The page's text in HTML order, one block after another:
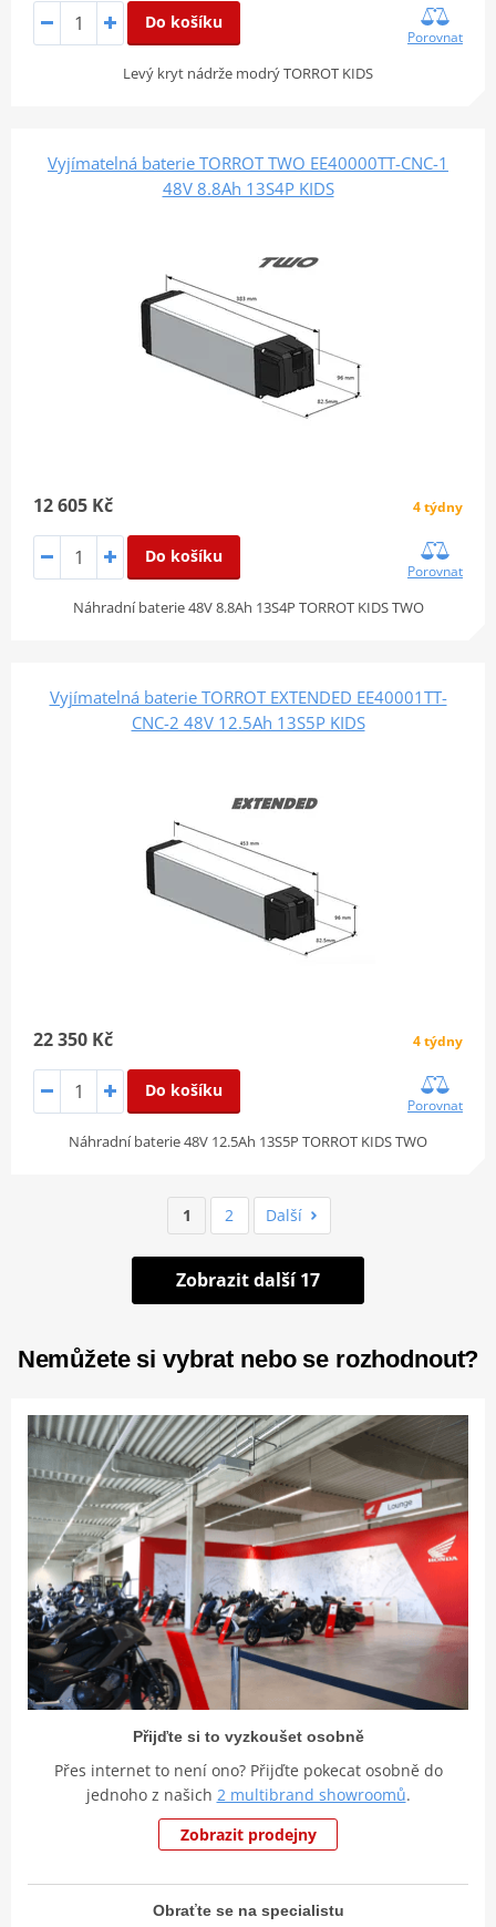
Do košíku
Porovnat
Levý kryt nádrže modrý TORROT KIDS
Vyjímatelná baterie TORROT TWO EE40000TT-CNC-1
48V 8.8Ah 13S4P KIDS
12 605 Kč 4 týdny
Do košíku
Porovnat
Náhradní baterie 48V 8.8Ah 13S4P TORROT KIDS TWO
Vyjímatelná baterie TORROT EXTENDED EE40001TT-
CNC-2 48V 12.5Ah 13S5P KIDS
22 350 Kč 4 týdny
Do košíku
Porovnat
Náhradní baterie 48V 12.5Ah 13S5P TORROT KIDS TWO
1 2 Další
Zobrazit další 17
Nemůžete si vybrat nebo se rozhodnout?
Přijďte si to vyzkoušet osobně
Přes internet to není ono? Přijďte pokecat osobně do
jednoho z našich 2 multibrand showroomů.
Zobrazit prodejny
Obraťte se na specialistu